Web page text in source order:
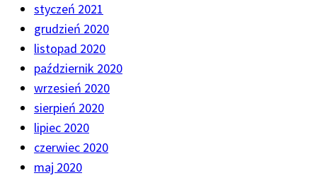
styczeń 2021
grudzień 2020
listopad 2020
październik 2020
wrzesień 2020
sierpień 2020
lipiec 2020
czerwiec 2020
maj 2020